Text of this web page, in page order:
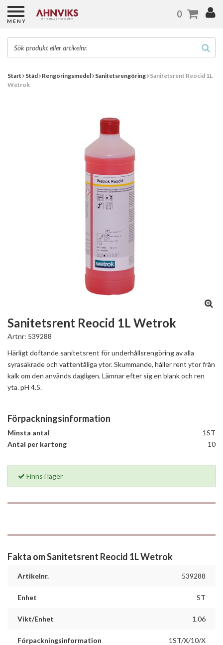
Start Städ Rengöringsmedel Sanitetsrengöring Sanitetsrent Reocid 1L
Wetrok
Sanitetsrent Reocid 1L Wetrok
Artnr: 539288
Härligt doftande sanitetsrent för underhållsrengöring av alla
syrasäkrade och vattentåliga ytor. Skummande, håller rent ytor från
kalk om den används dagligen. Lämnar efter sig en blank och ren
yta. pH 4.5.
Förpackningsinformation
Minsta antal
1ST
Antal per kartong
10
Finns i lager
Fakta om Sanitetsrent Reocid 1L Wetrok
Artikelnr. 539288
Enhet ST
Vikt/Enhet 1.06
Förpackningsinformation 1ST/X/10/X
MENY
0